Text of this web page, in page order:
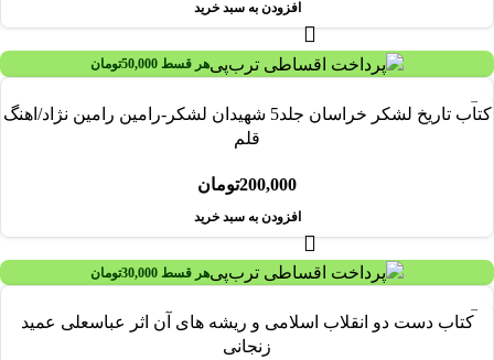
افزودن به سبد خرید
هر قسط 50,000تومان
کتاب تاریخ لشکر خراسان جلد5 شهیدان لشکر-رامین رامین نژاد/اهنگ
قلم
200,000تومان
افزودن به سبد خرید
هر قسط 30,000تومان
کتاب دست دو انقلاب اسلامی و ريشه های آن اثر عباسعلی عميد
زنجانی